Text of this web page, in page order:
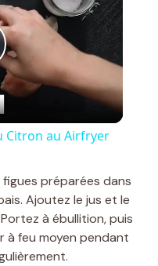
Citron au Airfryer
figues préparées dans
Ajoutez le jus et le
à ébullition, puis
à feu moyen pendant